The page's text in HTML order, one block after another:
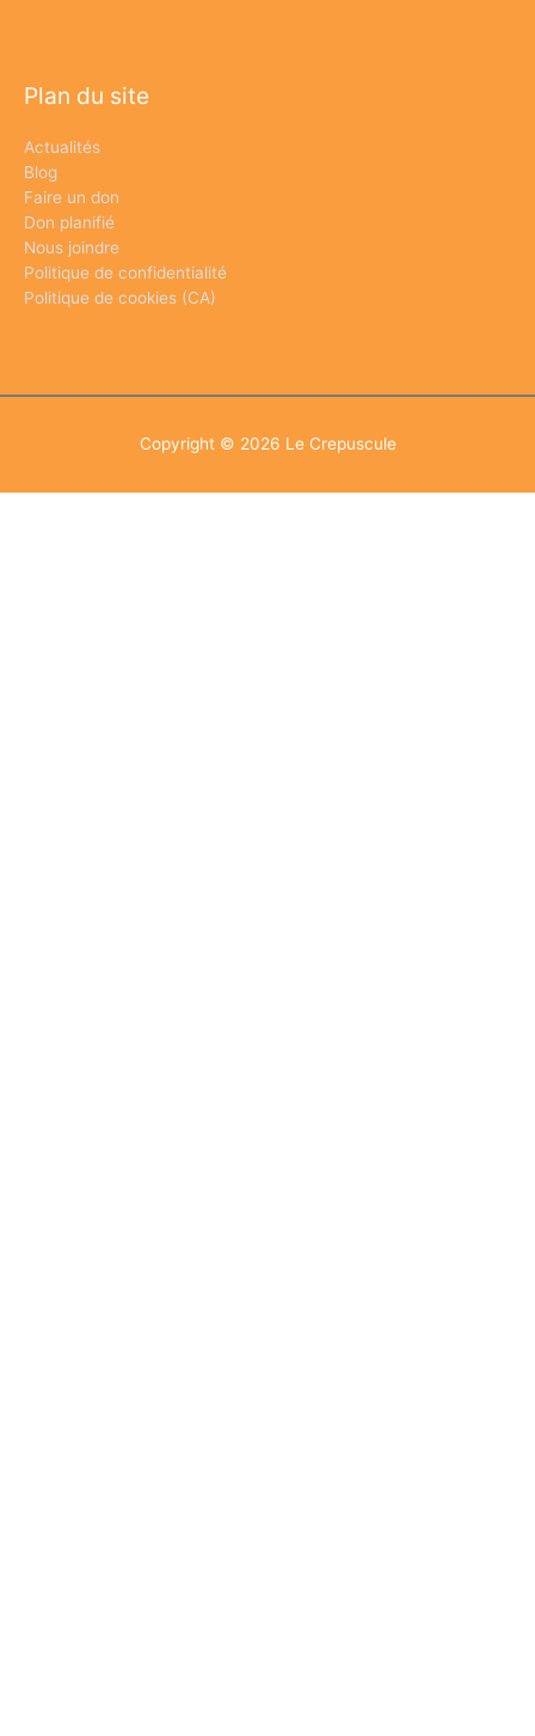
Plan du site
Actualités
Blog
Faire un don
Don planifié
Nous joindre
Politique de confidentialité
Politique de cookies (CA)
Copyright © 2026 Le Crepuscule